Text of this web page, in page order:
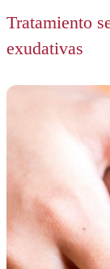
Tratamiento
exudativas